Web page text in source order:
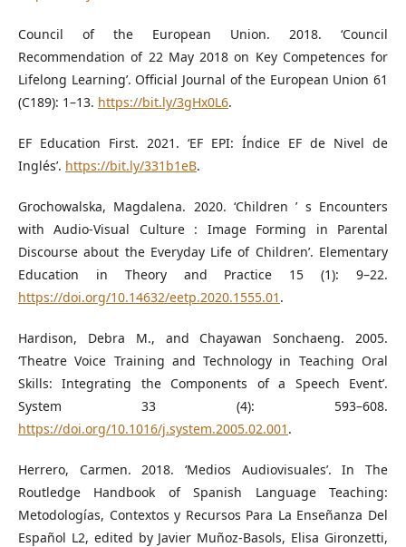
Council of the European Union. 2018. ‘Council
Recommendation of 22 May 2018 on Key Competences for
Lifelong Learning’. Official Journal of the European Union 61
(C189): 1–13. https://bit.ly/3gHx0L6.
EF Education First. 2021. ‘EF EPI: Índice EF de Nivel de
Inglés’. https://bit.ly/331b1eB.
Grochowalska, Magdalena. 2020. ‘Children ’ s Encounters
with Audio-Visual Culture : Image Forming in Parental
Discourse about the Everyday Life of Children’. Elementary
Education in Theory and Practice 15 (1): 9–22.
https://doi.org/10.14632/eetp.2020.1555.01 .
Hardison, Debra M., and Chayawan Sonchaeng. 2005.
‘Theatre Voice Training and Technology in Teaching Oral
Skills: Integrating the Components of a Speech Event’.
System 33 (4): 593–608.
https://doi.org/10.1016/j.system.2005.02.001 .
Herrero, Carmen. 2018. ‘Medios Audiovisuales’. In The
Routledge Handbook of Spanish Language Teaching:
Metodologías, Contextos y Recursos Para La Enseñanza Del
Español L2, edited by Javier Muñoz-Basols, Elisa Gironzetti,